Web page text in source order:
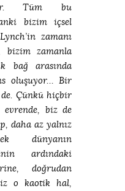
Tüm bu
bizim içsel
zamanı
bizim zamanla
bağ arasında
oluşuyor… Bir
Çünkü hiçbir
biz de
daha az yalnız
dünyanın
ardındaki
doğrudan
o kaotik hal,